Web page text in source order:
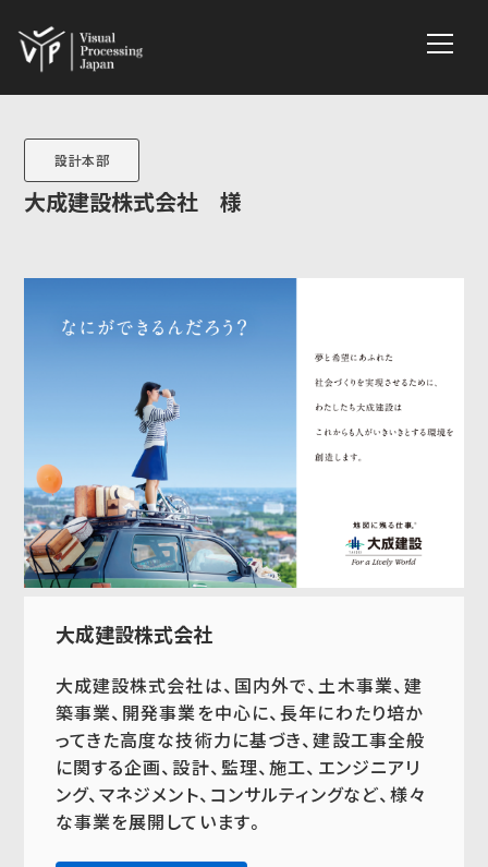
大成建設株式会社 様
設計本部
大成建設株式会社
大成建設株式会社は、国内外で、土木事業、建
築事業、開発事業を中心に、長年にわたり培か
ってきた高度な技術力に基づき、建設工事全般
に関する企画、設計、監理、施工、エンジニアリ
ング、マネジメント、コンサルティングなど、様々
な事業を展開しています。